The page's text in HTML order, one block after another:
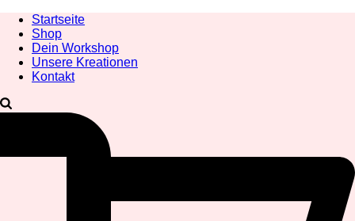
Startseite
Shop
Dein Workshop
Unsere Kreationen
Kontakt